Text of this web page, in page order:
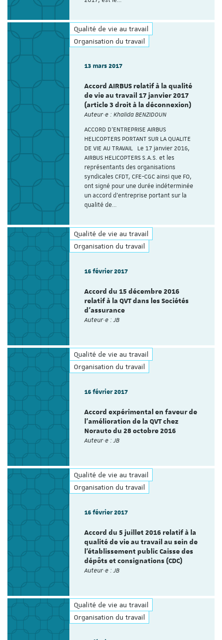
Qualité de vie au travail
Organisation du travail
13 mars 2017
Accord AIRBUS relatif à la qualité
de vie au travail 17 janvier 2017
(article 3 droit à la déconnexion)
Auteur·e : Khalida BENZIDOUN
ACCORD D’ENTREPRISE AIRBUS
HELICOPTERS PORTANT SUR LA QUALITE
DE VIE AU TRAVAIL Le 17 janvier 2016,
AIRBUS HELICOPTERS S.A.S. et les
représentants des organisations
syndicales CFDT, CFE-CGC ainsi que FO,
ont signé pour une durée indéterminée
un accord d’entreprise portant sur la
qualité de…
Qualité de vie au travail
Organisation du travail
16 février 2017
Accord du 15 décembre 2016
relatif à la QVT dans les Sociétés
d'assurance
Auteur·e : JB
Qualité de vie au travail
Organisation du travail
16 février 2017
Accord expérimental en faveur de
l’amélioration de la QVT chez
Norauto du 28 octobre 2016
Auteur·e : JB
Qualité de vie au travail
Organisation du travail
16 février 2017
Accord du 5 juillet 2016 relatif à la
qualité de vie au travail au sein de
l’établissement public Caisse des
dépôts et consignations (CDC)
Auteur·e : JB
Qualité de vie au travail
Organisation du travail